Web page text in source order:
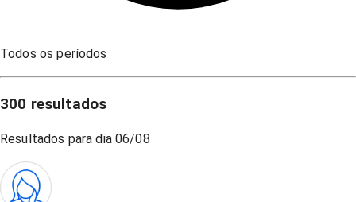
Todos os períodos
300 resultados
Resultados para dia 06/08